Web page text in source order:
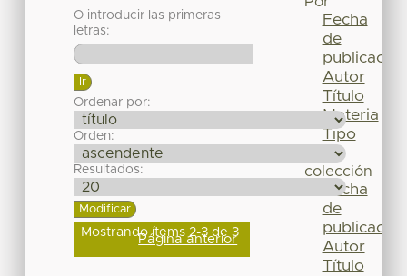
O introducir las primeras
letras:
Ordenar por:
Orden:
Resultados:
Mostrando ítems 2-3 de 3
Página anterior
Fecha
de
publicación
Autor
Título
Materia
Tipo
colección
Fecha
de
publicación
Autor
Título